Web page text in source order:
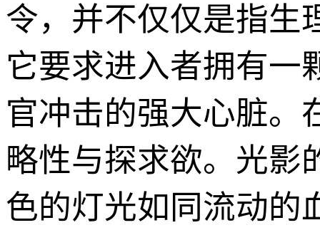
令，并不仅仅是指生
它要求进入者拥有一
官冲击的强大心脏。
略性与探求欲。光影
色的灯光如同流动的